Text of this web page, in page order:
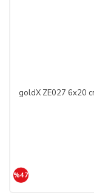
goldX ZE027 6x20
%47